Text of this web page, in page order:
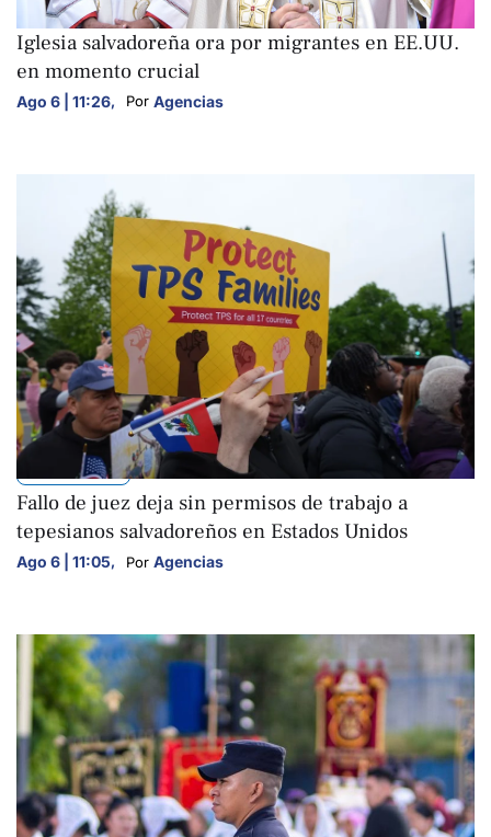
NACIONALES
Iglesia salvadoreña ora por migrantes en EE.UU.
en momento crucial
Ago 6 | 11:26, Por Agencias
NACIONALES
Fallo de juez deja sin permisos de trabajo a
tepesianos salvadoreños en Estados Unidos
Ago 6 | 11:05, Por Agencias